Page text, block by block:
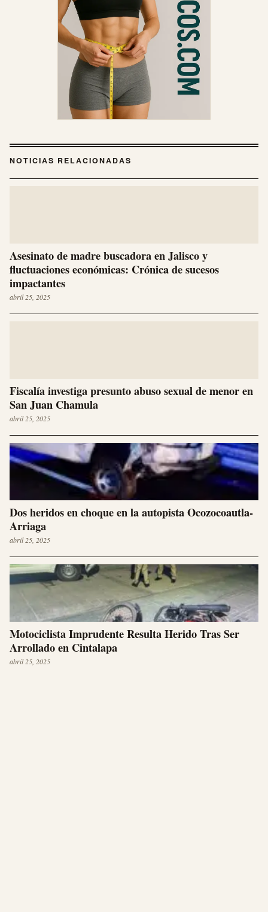
NOTICIAS RELACIONADAS
Asesinato de madre buscadora en Jalisco y
fluctuaciones económicas: Crónica de sucesos
impactantes
abril 25, 2025
Fiscalía investiga presunto abuso sexual de menor en
San Juan Chamula
abril 25, 2025
Dos heridos en choque en la autopista Ocozocoautla-
Arriaga
abril 25, 2025
Motociclista Imprudente Resulta Herido Tras Ser
Arrollado en Cintalapa
abril 25, 2025